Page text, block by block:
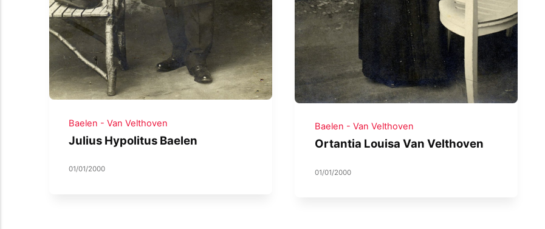
Baelen - Van Velthoven
Julius Hypolitus Baelen
01/01/2000
Baelen - Van Velthoven
Ortantia Louisa Van Velthoven
01/01/2000